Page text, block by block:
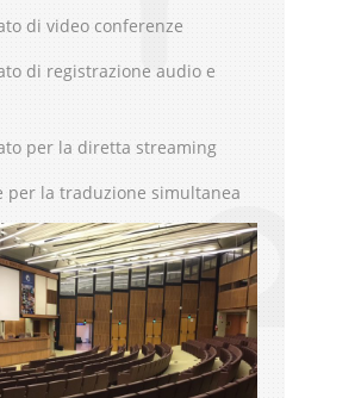
di video conferenze
di registrazione audio e
per la diretta streaming
per la traduzione simultanea